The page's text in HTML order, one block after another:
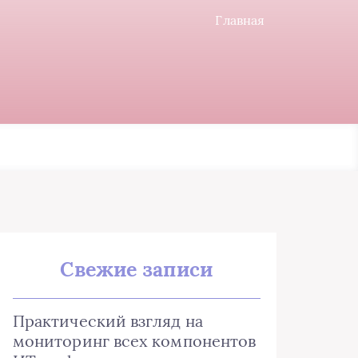
Главная
Свежие записи
Практический взгляд на
мониторинг всех компонентов